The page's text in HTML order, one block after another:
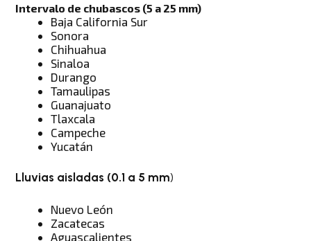
Intervalo de chubascos (5 a 25 mm)
Baja California Sur
Sonora
Chihuahua
Sinaloa
Durango
Tamaulipas
Guanajuato
Tlaxcala
Campeche
Yucatán
Lluvias aisladas (0.1 a 5 mm)
Nuevo León
Zacatecas
Aguascalientes